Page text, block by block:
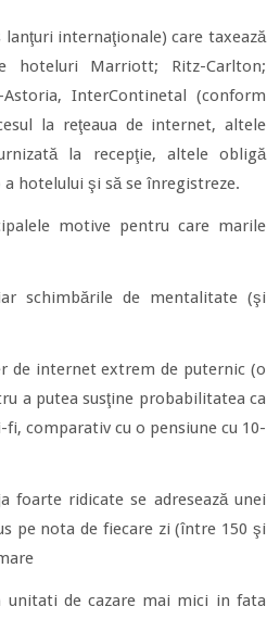
internaţionale) care taxează
hoteluri Marriott; Ritz-Carlton;
InterContinetal (conform
la reţeaua de internet, altele
la recepţie, altele obligă
hotelului şi să se înregistreze.
motive pentru care marile
schimbările de mentalitate (şi
de internet extrem de puternic (o
a putea susţine probabilitatea ca
comparativ cu o pensiune cu 10-
ridicate se adresează unei
pe nota de fiecare zi (între 150 şi
de cazare mai mici in fata